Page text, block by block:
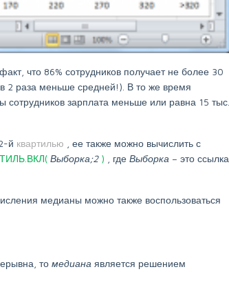
что 86% сотрудников получает не более 30
в 2 раза меньше средней!). В то же время
сотрудников зарплата меньше или равна 15 тыс.
й квартилью
, ее также можно вычислить с
Выборка;2 ) , где Выборка – это ссылка
медианы можно также воспользоваться
то медиана является решением